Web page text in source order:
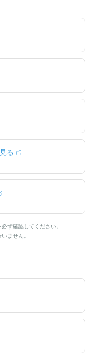
る
ず確認してください。
ません。